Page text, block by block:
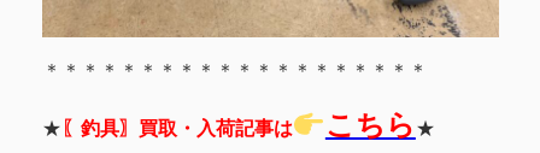
＊＊＊＊＊＊＊＊＊＊＊＊＊＊＊＊＊＊＊＊
★ 〖釣具〗買取・入荷記事は こちら ★